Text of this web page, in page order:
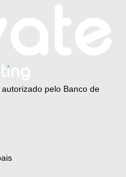
pelo Banco de